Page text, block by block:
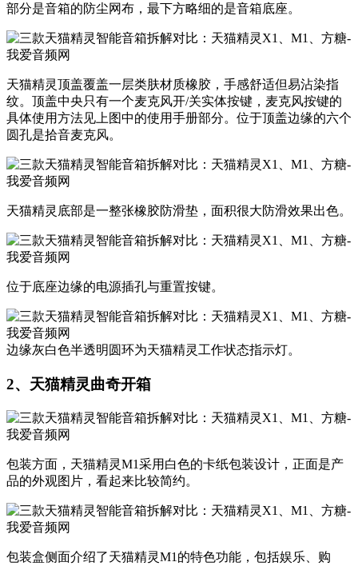
部分是音箱的防尘网布，最下方略细的是音箱底座。
天猫精灵顶盖覆盖一层类肤材质橡胶，手感舒适但易沾染指
纹。顶盖中央只有一个麦克风开/关实体按键，麦克风按键的
具体使用方法见上图中的使用手册部分。位于顶盖边缘的六个
圆孔是拾音麦克风。
天猫精灵底部是一整张橡胶防滑垫，面积很大防滑效果出色。
位于底座边缘的电源插孔与重置按键。
边缘灰白色半透明圆环为天猫精灵工作状态指示灯。
2、 天猫精灵曲奇开箱
包装方面，天猫精灵M1采用白色的卡纸包装设计，正面是产
品的外观图片，看起来比较简约。
​包装盒侧面介绍了天猫精灵M1的特色功能，包括娱乐、购